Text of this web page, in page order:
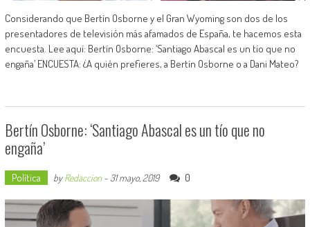
Considerando que Bertín Osborne y el Gran Wyoming son dos de los
presentadores de televisión más afamados de España, te hacemos esta
encuesta. Lee aquí: Bertín Osborne: ‘Santiago Abascal es un tío que no
engaña’ ENCUESTA: ¿A quién prefieres, a Bertín Osborne o a Dani Mateo?
Bertín Osborne: ‘Santiago Abascal es un tío que no
engaña’
Política byRedaccion- 31 mayo, 2019 0